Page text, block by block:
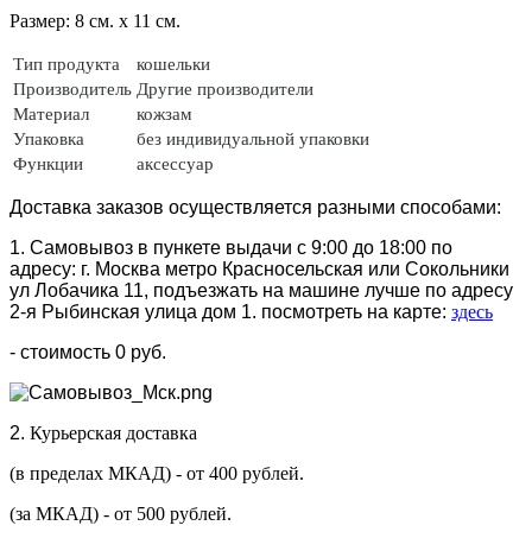
Размер: 8 см. х 11 см.
Тип продукта
кошельки
Производитель Другие производители
Материал
кожзам
Упаковка
без индивидуальной упаковки
Функции
аксессуар
Доставка заказов осуществляется разными способами:
1. Самовывоз в пункете выдачи с 9:00 до 18:00 по
адресу: г. Москва метро Красносельская или Сокольники
ул Лобачика 11, подъезжать на машине лучше по адресу
2-я Рыбинская улица дом 1. посмотреть на карте: здесь
- стоимость 0 руб.
2. Курьерская доставка
(в пределах МКАД) - от 400 рублей.
(за МКАД) - от 500 рублей.